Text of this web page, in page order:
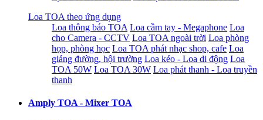
Loa TOA theo ứng dụng
Loa thông báo TOA Loa cầm tay - Megaphone Loa
cho Camera - CCTV Loa TOA ngoài trời Loa phòng
họp, phòng học Loa TOA phát nhạc shop, cafe Loa
giảng đường, hội trường Loa kéo - Loa di động Loa
TOA 50W Loa TOA 30W Loa phát thanh - Loa truyền
thanh
Amply TOA - Mixer TOA